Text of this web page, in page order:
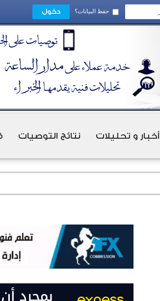
حفظ البيانات؟
أخبار و تحليلات نتائج التوصيات